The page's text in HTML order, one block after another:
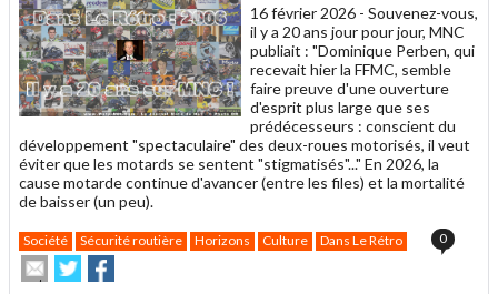
16 février 2026 - Souvenez-vous,
il y a 20 ans jour pour jour, MNC
publiait : "Dominique Perben, qui
recevait hier la FFMC, semble
faire preuve d'une ouverture
d'esprit plus large que ses
prédécesseurs : conscient du
développement "spectaculaire" des deux-roues motorisés, il veut
éviter que les motards se sentent "stigmatisés"..." En 2026, la
cause motarde continue d'avancer (entre les files) et la mortalité
de baisser (un peu).
Société Sécurité routière Horizons Culture Dans Le Rétro 0
Envoyer
cet
Partager
sur
sur